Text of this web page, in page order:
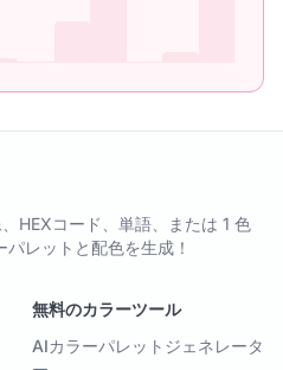
HEXコード、単語、または 1 色
レットと配色を生成！
無料のカラーツール
AIカラーパレットジェネレータ